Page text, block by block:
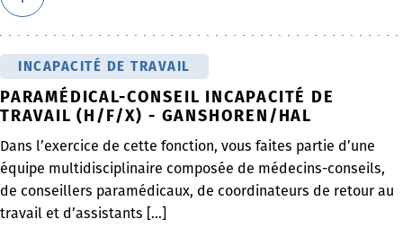
INCAPACITÉ DE TRAVAIL
PARAMÉDICAL-CONSEIL INCAPACITÉ DE
TRAVAIL (H/F/X) - GANSHOREN/HAL
Dans l’exercice de cette fonction, vous faites partie d’une
équipe multidisciplinaire composée de médecins-conseils,
de conseillers paramédicaux, de coordinateurs de retour au
travail et d’assistants [...]